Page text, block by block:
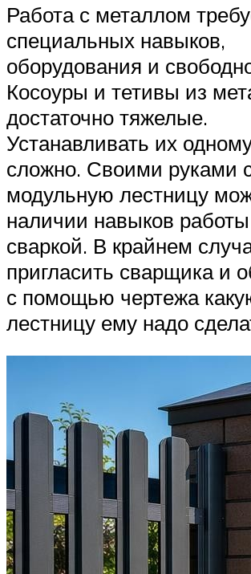
Работа с металлом
специальных навыков,
оборудования и
Косоуры и тетивы из
достаточно тяжелые.
Устанавливать их
сложно. Своими руками
модульную лестницу
наличии навыков
сваркой. В крайнем
пригласить сварщика и
с помощью чертежа
лестницу ему надо